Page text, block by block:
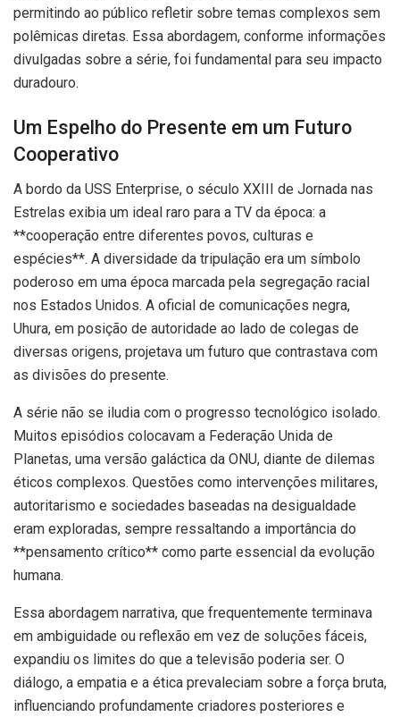
permitindo ao público refletir sobre temas complexos sem
polêmicas diretas. Essa abordagem, conforme informações
divulgadas sobre a série, foi fundamental para seu impacto
duradouro.
Um Espelho do Presente em um Futuro
Cooperativo
A bordo da USS Enterprise, o século XXIII de Jornada nas
Estrelas exibia um ideal raro para a TV da época: a
**cooperação entre diferentes povos, culturas e
espécies**. A diversidade da tripulação era um símbolo
poderoso em uma época marcada pela segregação racial
nos Estados Unidos. A oficial de comunicações negra,
Uhura, em posição de autoridade ao lado de colegas de
diversas origens, projetava um futuro que contrastava com
as divisões do presente.
A série não se iludia com o progresso tecnológico isolado.
Muitos episódios colocavam a Federação Unida de
Planetas, uma versão galáctica da ONU, diante de dilemas
éticos complexos. Questões como intervenções militares,
autoritarismo e sociedades baseadas na desigualdade
eram exploradas, sempre ressaltando a importância do
**pensamento crítico** como parte essencial da evolução
humana.
Essa abordagem narrativa, que frequentemente terminava
em ambiguidade ou reflexão em vez de soluções fáceis,
expandiu os limites do que a televisão poderia ser. O
diálogo, a empatia e a ética prevaleciam sobre a força bruta,
influenciando profundamente criadores posteriores e